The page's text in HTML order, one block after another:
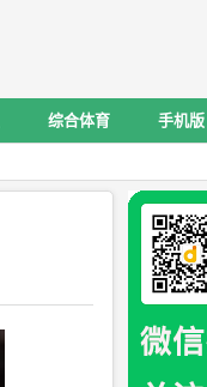
综合体育 手机版